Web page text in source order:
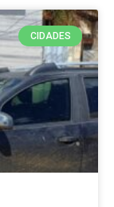
CIDADES